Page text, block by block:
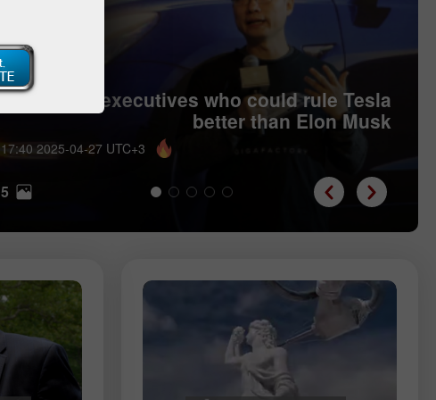
Five executives who could rule Tesla
better than Elon Musk
17:40 2025-04-27 UTC+3
5